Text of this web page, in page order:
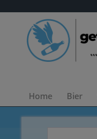
Home Bier